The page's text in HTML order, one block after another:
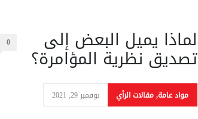
لماذا يميل البعض إلى
تصديق نظرية المؤامرة؟
0
مواد عامة,مقالات الرأي نوفمبر 29, 2021